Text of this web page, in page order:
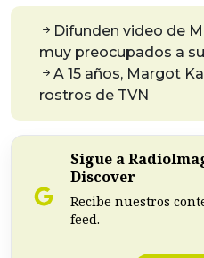
Difunden video de
muy preocupados a
A 15 años, Margot
rostros de TVN
Sigue a
Discover
Recibe nuestros
feed.